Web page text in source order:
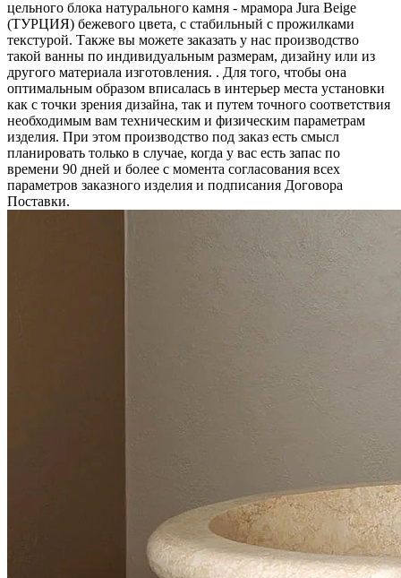
цельного блока натурального камня - мрамора Jura Beige
(ТУРЦИЯ) бежевого цвета, c стабильный с прожилками
текстурой. Также вы можете заказать у нас производство
такой ванны по индивидуальным размерам, дизайну или из
другого материала изготовления. . Для того, чтобы она
оптимальным образом вписалась в интерьер места установки
как с точки зрения дизайна, так и путем точного соответствия
необходимым вам техническим и физическим параметрам
изделия. При этом производство под заказ есть смысл
планировать только в случае, когда у вас есть запас по
времени 90 дней и более с момента согласования всех
параметров заказного изделия и подписания Договора
Поставки.